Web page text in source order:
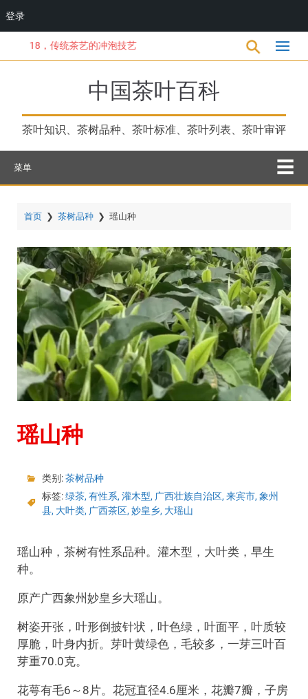
到
18，传统茶艺的冲泡技艺
中国茶叶百科
茶叶知识、茶树品种、茶叶标准、茶叶列表、茶叶审评
菜单
首页 ❯ 茶树品种 ❯ 瑶山种
瑶山种
类别:茶树品种
标签:绿茶, 有性系, 灌木型, 广西壮族自治区, 来宾市, 象州
县, 大叶类, 广西茶区, 妙皇乡, 大瑶山
瑶山种，茶树有性系品种。灌木型，大叶类，早生
种。
原产广西象州妙皇乡大瑶山。
树姿开张，叶形倒披针状，叶色绿，叶面平，叶质较
厚脆，叶身内折。芽叶黄绿色，毛较多，一芽三叶百
芽重70.0克。
花萼有毛6～8片。花冠直径4.6厘米，花瓣7瓣，子房
登录